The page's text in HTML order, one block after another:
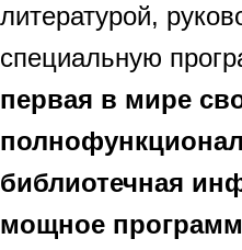
литературой,
специальную
первая в мире
библиотечная
мощное